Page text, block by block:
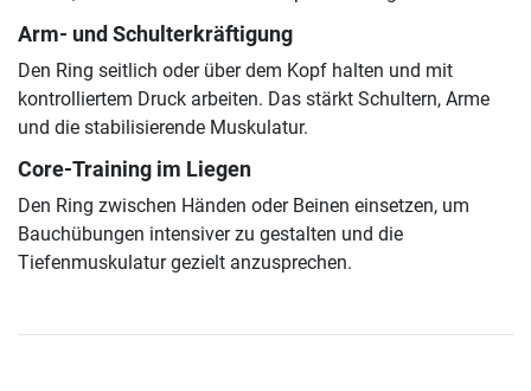
Arm- und Schulterkräftigung
Den Ring seitlich oder über dem Kopf halten und mit
kontrolliertem Druck arbeiten. Das stärkt Schultern, Arme
und die stabilisierende Muskulatur.
Core-Training im Liegen
Den Ring zwischen Händen oder Beinen einsetzen, um
Bauchübungen intensiver zu gestalten und die
Tiefenmuskulatur gezielt anzusprechen.